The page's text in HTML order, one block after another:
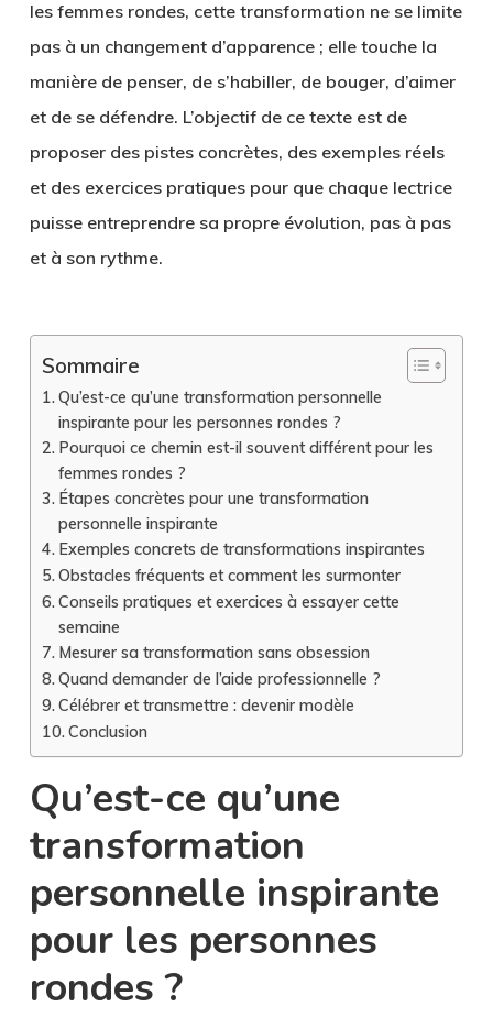
les femmes rondes, cette transformation ne se limite
pas à un changement d’apparence ; elle touche la
manière de penser, de s’habiller, de bouger, d’aimer
et de se défendre. L’objectif de ce texte est de
proposer des pistes concrètes, des exemples réels
et des exercices pratiques pour que chaque lectrice
puisse entreprendre sa propre évolution, pas à pas
et à son rythme.
Sommaire
Qu’est-ce qu’une transformation personnelle
inspirante pour les personnes rondes ?
Pourquoi ce chemin est-il souvent différent pour les
femmes rondes ?
Étapes concrètes pour une transformation
personnelle inspirante
Exemples concrets de transformations inspirantes
Obstacles fréquents et comment les surmonter
Conseils pratiques et exercices à essayer cette
semaine
Mesurer sa transformation sans obsession
Quand demander de l’aide professionnelle ?
Célébrer et transmettre : devenir modèle
Conclusion
Qu’est-ce qu’une
transformation
personnelle inspirante
pour les personnes
rondes ?